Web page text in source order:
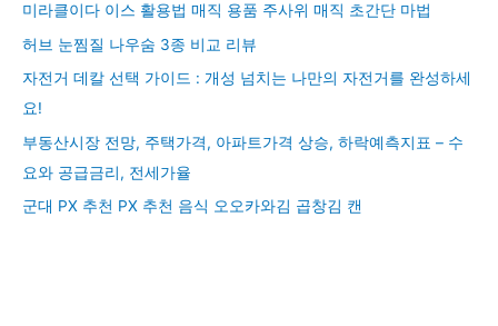
미라클이다 이스 활용법 매직 용품 주사위 매직 초간단 마법
허브 눈찜질 나우숨 3종 비교 리뷰
자전거 데칼 선택 가이드 : 개성 넘치는 나만의 자전거를 완성하세
요!
부동산시장 전망, 주택가격, 아파트가격 상승, 하락예측지표 – 수
요와 공급금리, 전세가율
군대 PX 추천 PX 추천 음식 오오카와김 곱창김 캔